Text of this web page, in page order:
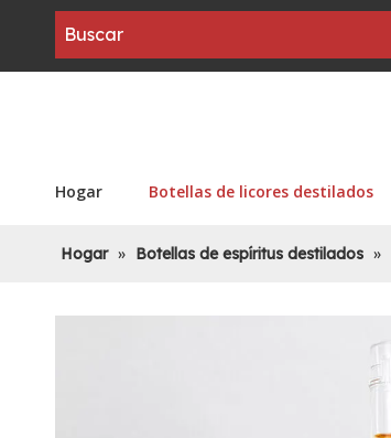
Hogar Botellas de licores destilados
Hogar » Botellas de espíritus destilados »